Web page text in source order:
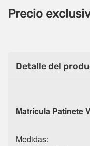
Precio
Detalle del
Matrícula Patinete
Medidas: